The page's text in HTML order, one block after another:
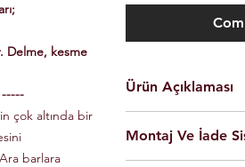
Delme, kesme
-----
çok altında bir
barlara
Ürün Açıklaması
Kolay montaj.
Talimatlar ve
Montaj Ve İade